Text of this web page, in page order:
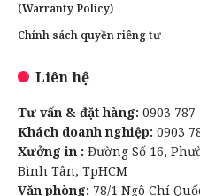
(Warranty Policy)
Chính sách quyền riêng tư
Liên hệ
Tư vấn & đặt hàng: 0903
Khách doanh nghiệp: 0903
Xưởng in : Đường Số 16,
Bình Tân, TpHCM
Văn phòng: 78/1 Ngô Chí